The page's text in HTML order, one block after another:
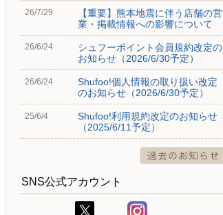
26/7/29
【重要】熊本地震に伴う店舗の営
業・掲載情報への影響について
26/6/24
シュフーポイント会員規約改定の
お知らせ（2026/6/30予定）
26/6/24
Shufoo!個人情報の取り扱い改定
のお知らせ（2026/6/30予定）
25/6/4
Shufoo!利用規約改定のお知らせ
（2025/6/11予定）
SNS公式アカウント